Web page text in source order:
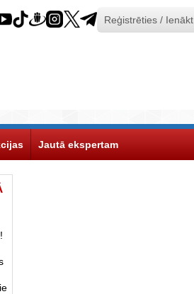
Reģistrēties / Ienākt
Jautā ekspertam